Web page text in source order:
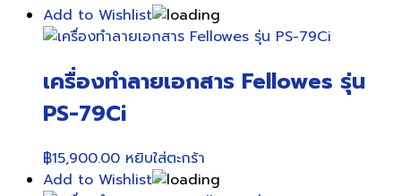
Add to Wishlist
เครื่องทำลายเอกสาร Fellowes รุ่น
PS-79Ci
฿15,900.00 หยิบใส่ตะกร้า
Add to Wishlist